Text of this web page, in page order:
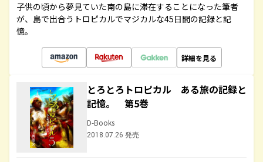
子供の頃から夢見ていた南の島に滞在することになった筆者
が、島で出合うトロピカルでマジカルな45日間の記録と記
憶。
詳細を見る
とろとろトロピカル ある旅の記録と
記憶。 第5巻
D-Books
2018.07.26 発売